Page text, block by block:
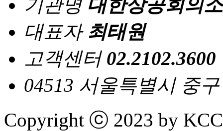
기관명 대한상공회의소
대표자 최태원
고객센터 02.2102.3600
04513 서울특별시 중
Copyright ⓒ 2023 by